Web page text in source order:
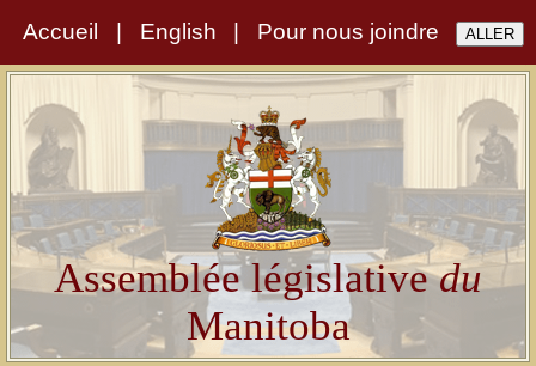
Accueil English Pour nous joindre
Assemblée législativedu
Manitoba